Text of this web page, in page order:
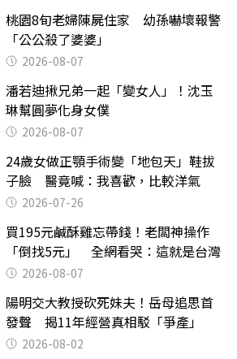
桃園8旬老婦陳屍住家 幼孫嚇壞報警
「公公殺了婆婆」
2026-08-07
潘若迪揪兄弟一起「變女人」！沈玉
琳幫圓夢化身女僕
2026-08-07
24歲女做正顎手術變「地包天」鞋拔
子臉 醫竟喊：我喜歡，比較洋氣
2026-07-26
買195元鹹酥雞忘帶錢！老闆神操作
「倒找5元」 全網看哭：這就是台灣
2026-08-07
陽明交大教授砍死妹夫！岳母追思首
發聲 揭11年經營真相駁「爭產」
2026-08-02